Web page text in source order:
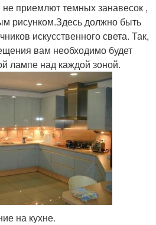
приемлют темных занавесок ,
рисунком.Здесь должно быть
искусственного света. Так,
вам необходимо будет
лампе над каждой зоной.
на кухне.